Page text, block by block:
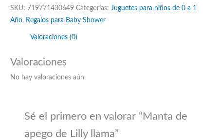
SKU: 719771430649 Categorías: Juguetes para niños de 0 a 1
Año, Regalos para Baby Shower
Valoraciones (0)
Valoraciones
No hay valoraciones aún.
Sé el primero en valorar “Manta de
apego de Lilly llama”